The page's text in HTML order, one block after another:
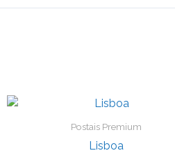
Postais Premium
Lisboa